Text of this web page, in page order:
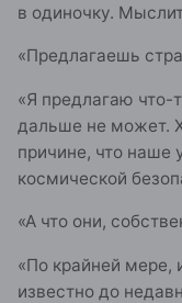
в одиночку.
«Предлагаешь
«Я предлагаю что-
дальше не может.
причине, что наше
космической
«А что они,
«По крайней мере,
известно до